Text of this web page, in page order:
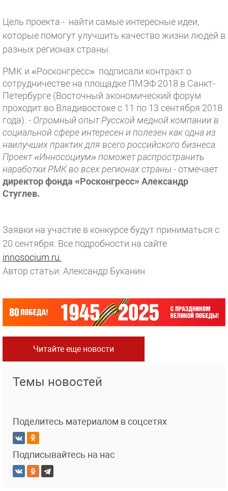
Цель проекта - найти самые интересные идеи,
которые помогут улучшить качество жизни людей в
разных регионах страны.
РМК и «Росконгресс» подписали контракт о
сотрудничестве на площадке ПМЭФ 2018 в Санкт-
Петербурге (Восточный экономический форум
проходит во Владивостоке с 11 по 13 сентября 2018
года). - Огромный опыт Русской медной компании в
социальной сфере интересен и полезен как одна из
наилучших практик для всего российского бизнеса.
Проект «Инносоциум» поможет распространить
наработки РМК во всех регионах страны -отмечает
директор фонда «Росконгресс» Александр
Стуглев.
Заявки на участие в конкурсе будут приниматься с
20 сентября. Все подробности на сайте
innosocium.ru.
Автор статьи: Александр Буканин
Читайте еще новости
Темы новостей
Поделитесь материалом в соцсетях
Подписывайтесь на нас